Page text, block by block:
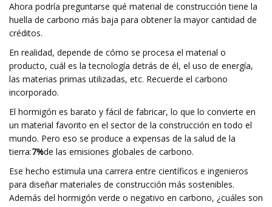
Ahora podría preguntarse qué material de construcción tiene la
huella de carbono más baja para obtener la mayor cantidad de
créditos.
En realidad, depende de cómo se procesa el material o
producto, cuál es la tecnología detrás de él, el uso de energía,
las materias primas utilizadas, etc. Recuerde el carbono
incorporado.
El hormigón es barato y fácil de fabricar, lo que lo convierte en
un material favorito en el sector de la construcción en todo el
mundo. Pero eso se produce a expensas de la salud de la
tierra:7%de las emisiones globales de carbono.
Ese hecho estimula una carrera entre científicos e ingenieros
para diseñar materiales de construcción más sostenibles.
Además del hormigón verde o negativo en carbono, ¿cuáles son